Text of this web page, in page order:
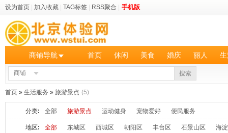
设为首页 加入收藏 TAG标签 RSS聚合 手机版
商铺导航 首页 休闲 美食 婚庆 丽人
商铺 搜索
首页 » 生活服务 » 旅游景点 (5)
分类: 全部 旅游景点 运动健身 宠物爱好 便民服务
地区: 全部 东城区 西城区 朝阳区 丰台区 石景山区
海